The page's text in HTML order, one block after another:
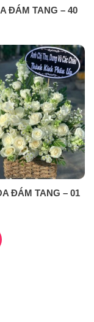
ĐÁM TANG – 40
ĐÁM TANG – 01